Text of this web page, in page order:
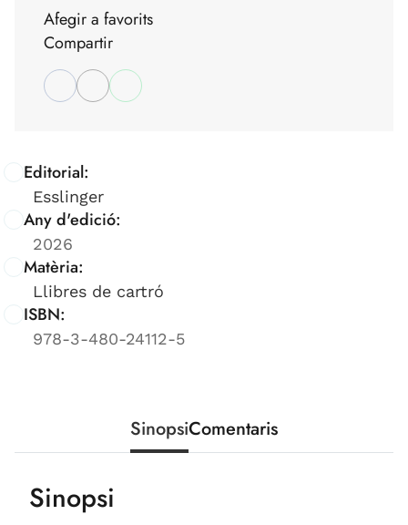
Editorial:
Esslinger
Any d'edició:
2026
Matèria:
Llibres de cartró
ISBN:
978-3-480-24112-5
Afegir a favorits
Compartir
SinopsiComentaris
Sinopsi